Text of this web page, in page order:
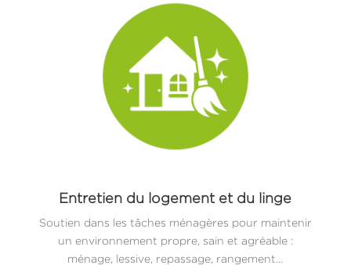
Entretien du logement et du linge
Soutien dans les tâches ménagères pour maintenir
un environnement propre, sain et agréable :
ménage, lessive, repassage, rangement…